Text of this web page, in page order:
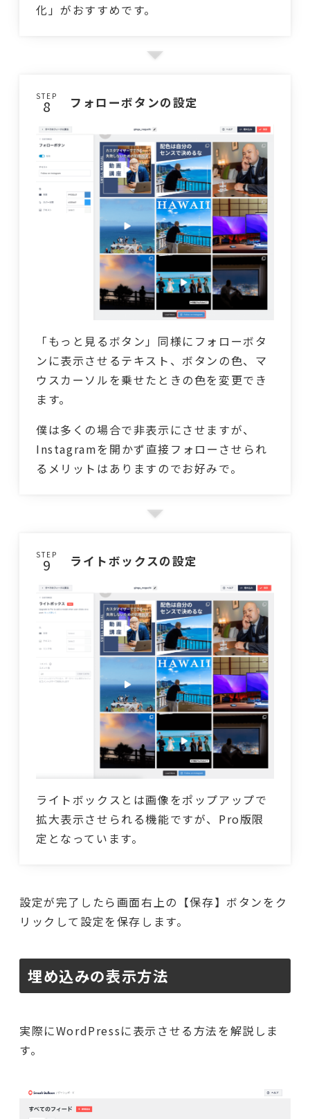
化」がおすすめです。
STEP フォローボタンの設定
「もっと見るボタン」同様にフォローボタ
ンに表示させるテキスト、ボタンの色、マ
ウスカーソルを乗せたときの色を変更でき
ます。
僕は多くの場合で非表示にさせますが、
Instagramを開かず直接フォローさせられ
るメリットはありますのでお好みで。
STEP ライトボックスの設定
ライトボックスとは画像をポップアップで
拡大表示させられる機能ですが、Pro版限
定となっています。
設定が完了したら画面右上の【保存】ボタンをク
リックして設定を保存します。
埋め込みの表示方法
実際にWordPressに表示させる方法を解説しま
す。